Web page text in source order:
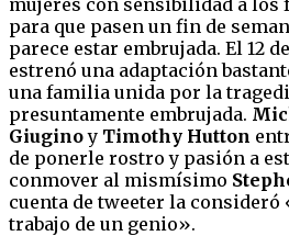
para que pasen un fin de
parece estar embrujada. El 12
estrenó una adaptación
una familia unida por la
presuntamente embrujada.
Giuginoy Timothy Hutton
de ponerle rostro y pasión a
conmover al mismísimo
cuenta de tweeter la consideró
trabajo de un genio».